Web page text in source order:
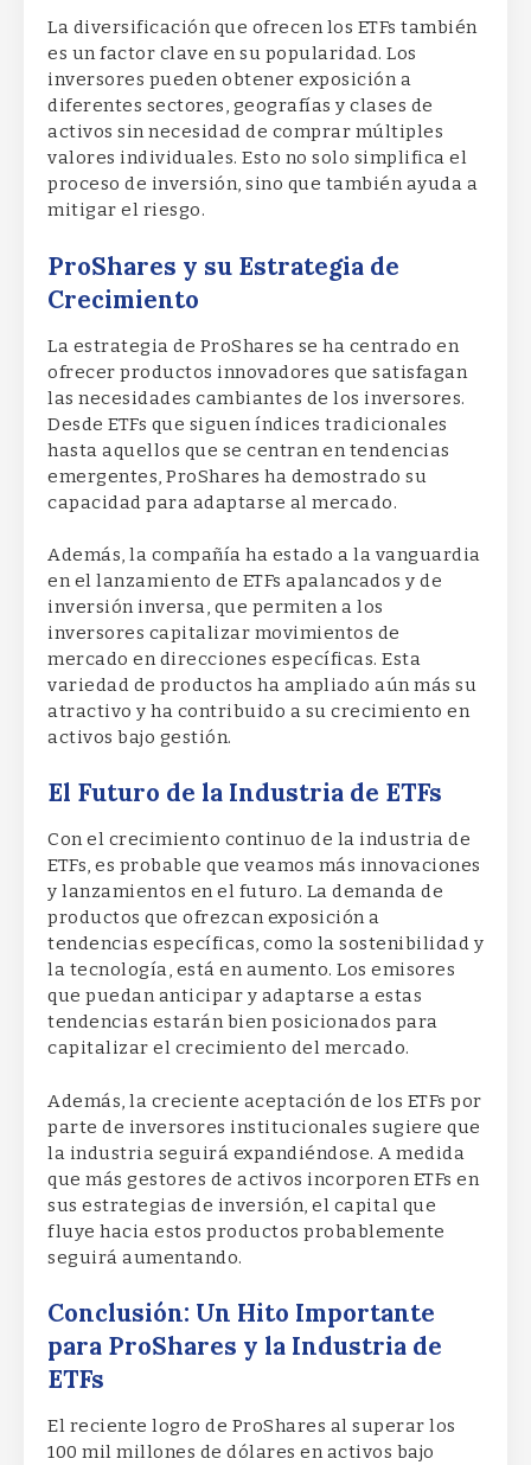
La diversificación que ofrecen los ETFs también
es un factor clave en su popularidad. Los
inversores pueden obtener exposición a
diferentes sectores, geografías y clases de
activos sin necesidad de comprar múltiples
valores individuales. Esto no solo simplifica el
proceso de inversión, sino que también ayuda a
mitigar el riesgo.
ProShares y su Estrategia de
Crecimiento
La estrategia de ProShares se ha centrado en
ofrecer productos innovadores que satisfagan
las necesidades cambiantes de los inversores.
Desde ETFs que siguen índices tradicionales
hasta aquellos que se centran en tendencias
emergentes, ProShares ha demostrado su
capacidad para adaptarse al mercado.
Además, la compañía ha estado a la vanguardia
en el lanzamiento de ETFs apalancados y de
inversión inversa, que permiten a los
inversores capitalizar movimientos de
mercado en direcciones específicas. Esta
variedad de productos ha ampliado aún más su
atractivo y ha contribuido a su crecimiento en
activos bajo gestión.
El Futuro de la Industria de ETFs
Con el crecimiento continuo de la industria de
ETFs, es probable que veamos más innovaciones
y lanzamientos en el futuro. La demanda de
productos que ofrezcan exposición a
tendencias específicas, como la sostenibilidad y
la tecnología, está en aumento. Los emisores
que puedan anticipar y adaptarse a estas
tendencias estarán bien posicionados para
capitalizar el crecimiento del mercado.
Además, la creciente aceptación de los ETFs por
parte de inversores institucionales sugiere que
la industria seguirá expandiéndose. A medida
que más gestores de activos incorporen ETFs en
sus estrategias de inversión, el capital que
fluye hacia estos productos probablemente
seguirá aumentando.
Conclusión: Un Hito Importante
para ProShares y la Industria de
ETFs
El reciente logro de ProShares al superar los
100 mil millones de dólares en activos bajo